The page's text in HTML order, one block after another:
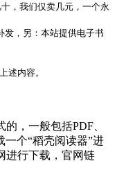
，我们仅卖几元，一个永
发，另：本站提供电子书
述内容。
，一般包括PDF、
一个“稻壳阅读器”进
进行下载，官网链